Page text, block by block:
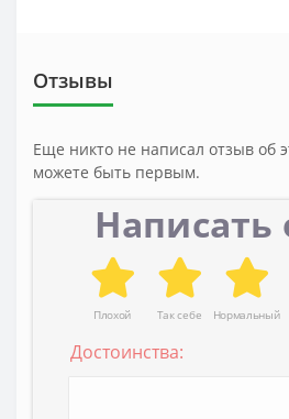
Отзывы
Еще никто не написал отзыв об
можете быть первым.
Написать
Плохой Так себе Нормальный
Достоинства: